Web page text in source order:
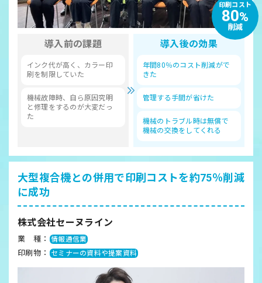
導入前の課題
インク代が高く、カラー印
刷を制限していた
機械故障時、自ら原因究明
と修理をするのが大変だっ
た
印刷コスト
80%
削減
導入後の効果
年間80％のコスト削減がで
きた
管理する手間が省けた
機械のトラブル時は無償で
機械の交換をしてくれる
大型複合機との併用で印刷コストを約75％削減
に成功
株式会社セーヌライン
業 種： 情報通信業
印刷物： セミナーの資料や提案資料